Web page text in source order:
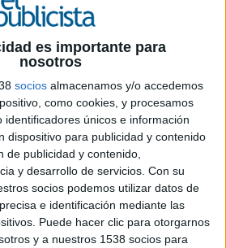
es importante para
nosotros
socios almacenamos y/o accedemos
como cookies, y procesamos
identificadores únicos e información
dispositivo para publicidad y contenido
de publicidad y contenido,
y desarrollo de servicios. Con su
socios podemos utilizar datos de
e identificación mediante las
Puede hacer clic para otorgarnos
y a nuestros 1538 socios para
la nueva
Maid Antiox
una nueva campaña de
cuyos spots de televisión
por grupos y personajes
muchos españoles.
por la agencia Sra. Rushmore,
tres spots de 25 segundos
divertidas preguntas a
forma de test. La persona
es porque “ya tiene
a cuidarte”.